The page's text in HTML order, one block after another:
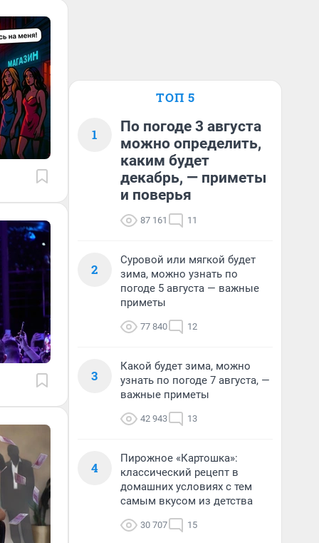
ТОП 5
1
По погоде 3 августа
можно определить,
каким будет
декабрь, — приметы
и поверья
87 161 11
2
Суровой или мягкой будет
зима, можно узнать по
погоде 5 августа — важные
приметы
77 840 12
3
Какой будет зима, можно
узнать по погоде 7 августа, —
важные приметы
42 943 13
4
Пирожное «Картошка»:
классический рецепт в
домашних условиях с тем
самым вкусом из детства
30 707 15